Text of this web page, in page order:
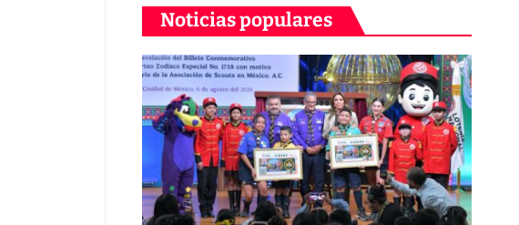
Noticias populares